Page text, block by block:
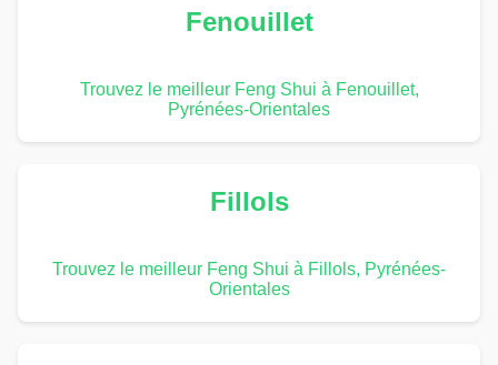
Fenouillet
Trouvez le meilleur Feng Shui à Fenouillet,
Pyrénées-Orientales
Fillols
Trouvez le meilleur Feng Shui à Fillols, Pyrénées-
Orientales